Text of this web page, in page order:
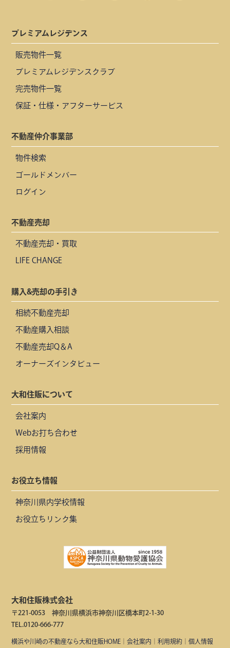
プレミアムレジデンス
販売物件一覧
プレミアムレジデンスクラブ
完売物件一覧
保証・仕様・アフターサービス
不動産仲介事業部
物件検索
ゴールドメンバー
ログイン
不動産売却
不動産売却・買取
LIFE CHANGE
購入&売却の手引き
相続不動産売却
不動産購入相談
不動産売却Q＆A
オーナーズインタビュー
大和住販について
会社案内
Webお打ち合わせ
採用情報
お役立ち情報
神奈川県内学校情報
お役立ちリンク集
大和住販株式会社
〒221-0053 神奈川県横浜市神奈川区橋本町2-1-30
TEL.0120-666-777
横浜や川崎の不動産なら大和住販HOME ｜会社案内 ｜利用規約 ｜個人情報